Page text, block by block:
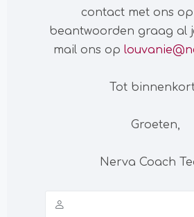
contact met ons op
beantwoorden graag al
mail ons op
Tot
Groeten,
Nerva Coach